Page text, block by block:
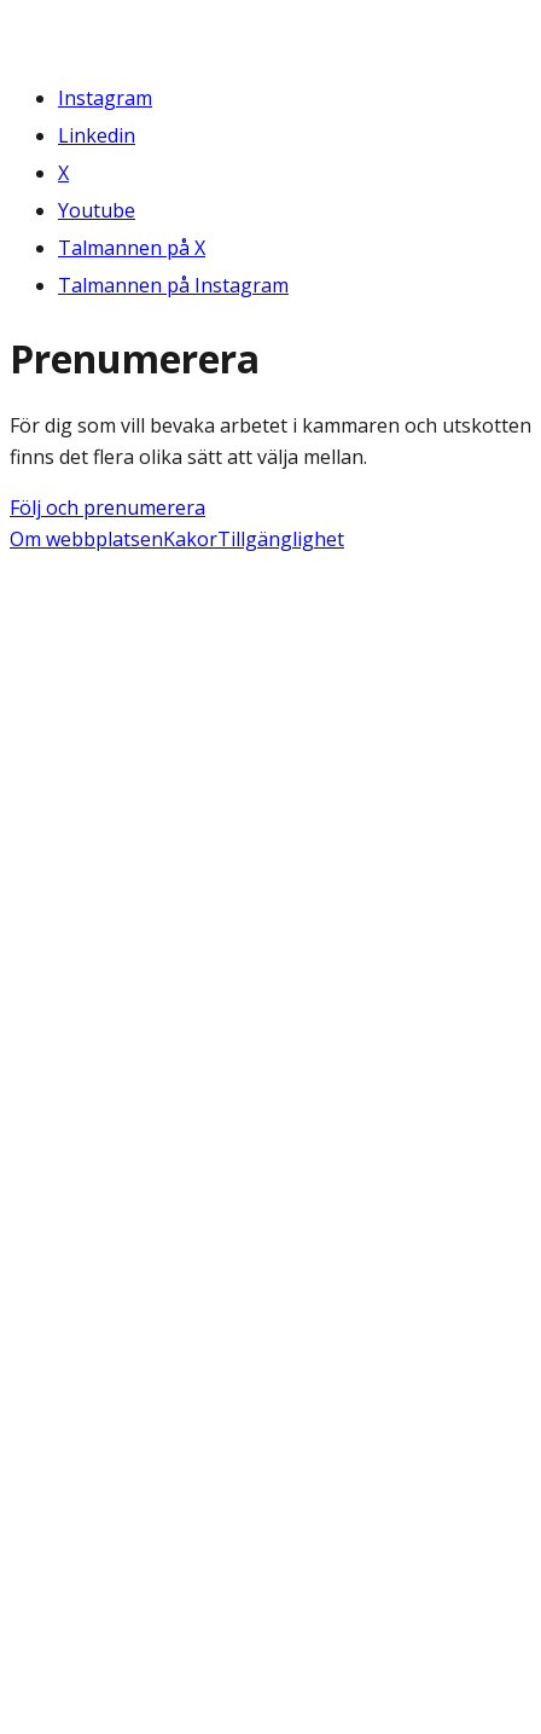
Instagram
Linkedin
X
Youtube
Talmannen på X
Talmannen på Instagram
Prenumerera
För dig som vill bevaka arbetet i kammaren och utskotten
finns det flera olika sätt att välja mellan.
Följ och prenumerera
Om webbplatsenKakorTillgänglighet